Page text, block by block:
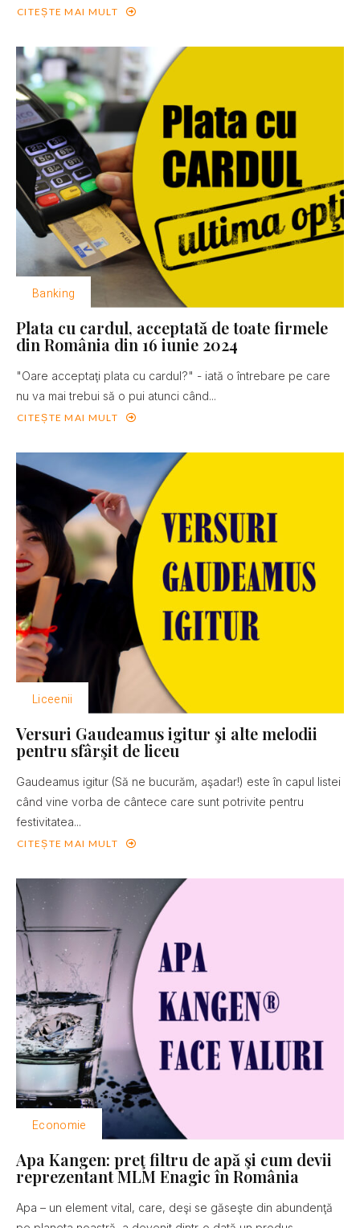
CITEȘTE MAI MULT
Banking
Plata cu cardul, acceptată de toate firmele
din România din 16 iunie 2024
"Oare acceptaţi plata cu cardul?" - iată o întrebare pe care
nu va mai trebui să o pui atunci când...
CITEȘTE MAI MULT
Liceenii
Versuri Gaudeamus igitur şi alte melodii
pentru sfârşit de liceu
Gaudeamus igitur (Să ne bucurăm, aşadar!) este în capul listei
când vine vorba de cântece care sunt potrivite pentru
festivitatea...
CITEȘTE MAI MULT
Economie
Apa Kangen: preţ filtru de apă şi cum devii
reprezentant MLM Enagic în România
Apa – un element vital, care, deşi se găseşte din abundenţă